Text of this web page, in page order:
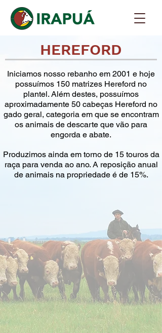
HEREFORD
Iniciamos nosso rebanho em 2001 e hoje
possuímos 150 matrizes Hereford no
plantel. Além destes, possuímos
aproximadamente 50 cabeças Hereford no
gado geral, categoria em que se encontram
os animais de descarte que vão para
engorda e abate.
Produzimos ainda em torno de 15 touros da
raça para venda ao ano. A reposição anual
de animais na propriedade é de 15%.